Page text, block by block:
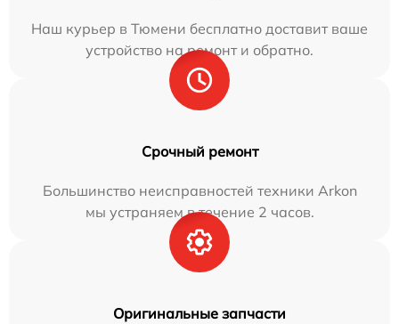
Наш курьер в Тюмени бесплатно доставит ваше
устройство на ремонт и обратно.
Срочный ремонт
Большинство неисправностей техники Arkon
мы устраняем в течение 2 часов.
Оригинальные запчасти